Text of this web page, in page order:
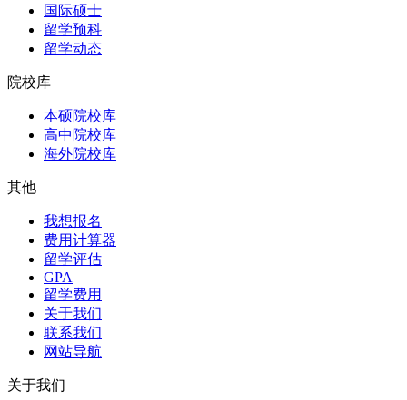
国际硕士
留学预科
留学动态
院校库
本硕院校库
高中院校库
海外院校库
其他
我想报名
费用计算器
留学评估
GPA
留学费用
关于我们
联系我们
网站导航
关于我们